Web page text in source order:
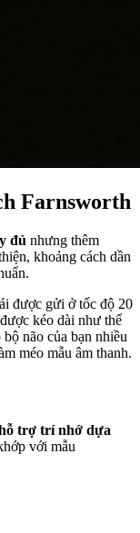
Farnsworth
đủ nhưng thêm
khoảng cách dần
được gửi ở tốc độ 20
kéo dài như thể
não của bạn nhiều
méo mẫu âm thanh.
trợ trí nhớ dựa
với mẫu